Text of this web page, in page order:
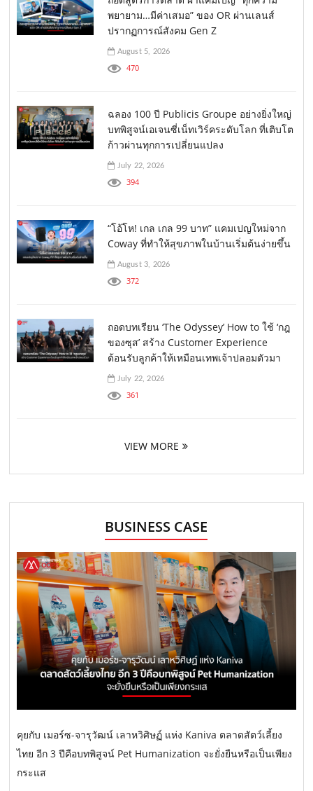
พยายาม…มีค่าเสมอ” ของ OR ผ่านเลนส์
ปรากฏการณ์สังคม Gen Z
August 5, 2026
470
ฉลอง 100 ปี Publicis Groupe อย่างยิ่งใหญ่
บทพิสูจน์เอเจนซี่เน็ทเวิร์คระดับโลก ที่เติบโต
ก้าวผ่านทุกการเปลี่ยนแปลง
July 22, 2026
394
“โอ้โห! เกล เกล 99 บาท” แคมเปญใหม่จาก
Coway ที่ทำให้สุขภาพในบ้านเริ่มต้นง่ายขึ้น
August 3, 2026
372
ถอดบทเรียน ‘The Odyssey’ How to ใช้ ‘กฎ
ของซุส’ สร้าง Customer Experience
ต้อนรับลูกค้าให้เหมือนเทพเจ้าปลอมตัวมา
July 22, 2026
361
VIEW MORE
BUSINESS CASE
คุยกับ เมอร์ซ-จารุวัฒน์ เลาหวิศิษฏ์ แห่ง Kaniva ตลาดสัตว์เลี้ยง
ไทย อีก 3 ปีคือบทพิสูจน์ Pet Humanization จะยั่งยืนหรือเป็นเพียง
กระแส